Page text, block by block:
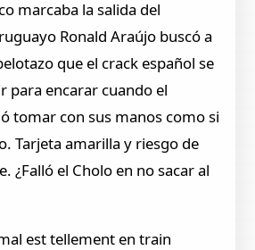
marcaba la salida del
Ronald Araújo buscó a
que el crack español se
para encarar cuando el
tomar con sus manos como si
Tarjeta amarilla y riesgo de
¿Falló el Cholo en no sacar al
est tellement en train